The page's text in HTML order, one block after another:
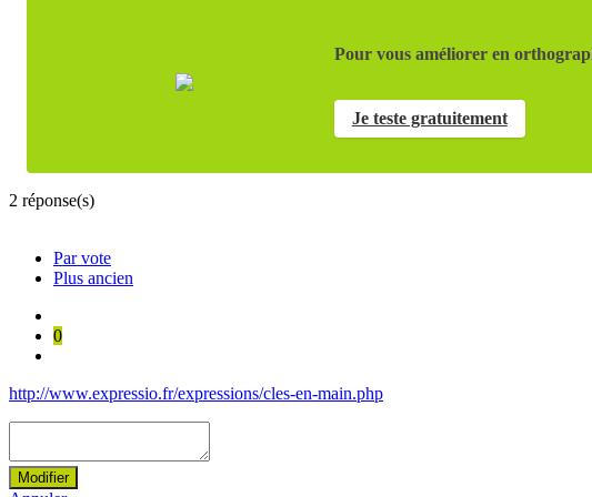
Pour vous améliorer en
Je teste gratuitement
2 réponse(s)
Par vote
Plus ancien
0
http://www.expressio.fr/expressions/cles-en-main.php
Modifier